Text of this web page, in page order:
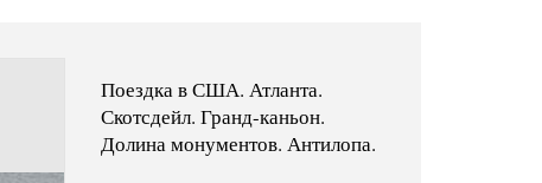
Поездка в США. Атланта.
Скотсдейл. Гранд-каньон.
Долина монументов. Антилопа.